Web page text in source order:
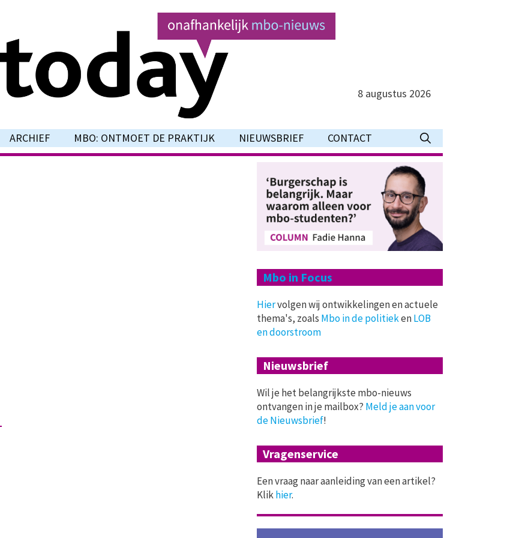
8 augustus 2026
ARCHIEF MBO: ONTMOET DE PRAKTIJK NIEUWSBRIEF CONTACT
Mbo in Focus
Hiervolgen wij ontwikkelingen en actuele
thema's, zoals Mbo in de politiekenLOB
en doorstroom
Nieuwsbrief
Wil je het belangrijkste mbo-nieuws
ontvangen in je mailbox? Meld je aan voor
de Nieuwsbrief!
Vragenservice
Een vraag naar aanleiding van een artikel?
Klikhier.